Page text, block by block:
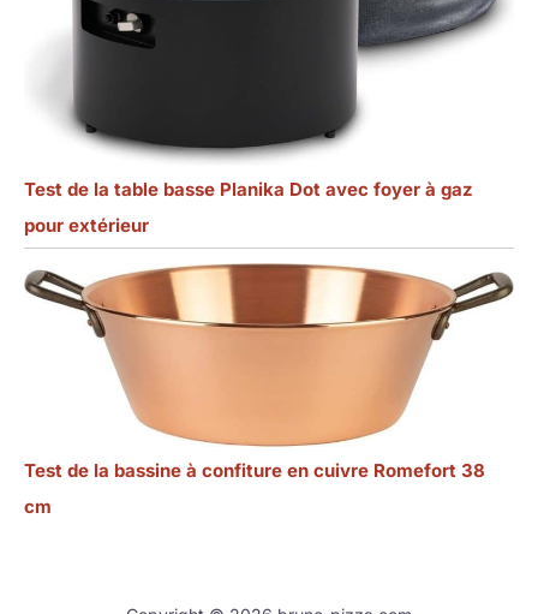
Test de la table basse Planika Dot avec foyer à gaz
pour extérieur
Test de la bassine à confiture en cuivre Romefort 38
cm